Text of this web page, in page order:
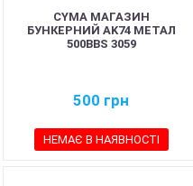
CYMA МАГАЗИН
БУНКЕРНИЙ AK74 МЕТАЛ
500BBS 3059
500 грн
НЕМАЄ В НАЯВНОСТІ